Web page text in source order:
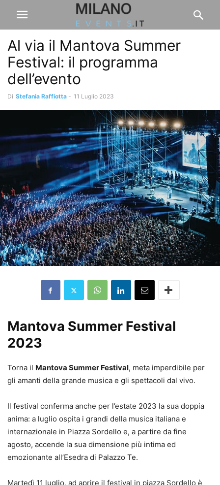
Al via il Mantova Summer
Festival: il programma
dell’evento
Di Stefania Raffiotta - 11 Luglio 2023
Mantova Summer Festival
2023
Torna il Mantova Summer Festival, meta imperdibile per
gli amanti della grande musica e gli spettacoli dal vivo.
Il festival conferma anche per l’estate 2023 la sua doppia
anima: a luglio ospita i grandi della musica italiana e
internazionale in Piazza Sordello e, a partire da fine
agosto, accende la sua dimensione più intima ed
emozionante all’Esedra di Palazzo Te.
Martedì 11 luglio, ad aprire il festival in piazza Sordello è